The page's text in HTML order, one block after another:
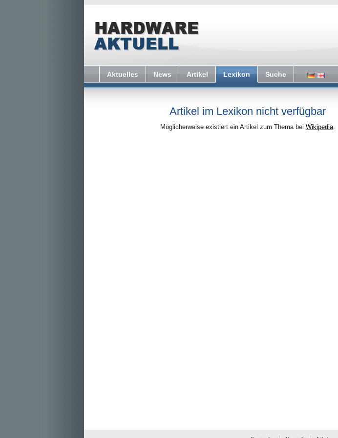
Aktuelles News Artikel Lexikon Suche
Artikel im Lexikon nicht verfügbar
Möglicherweise existiert ein Artikel zum Thema bei Wikipedia.